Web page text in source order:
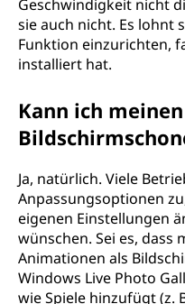
Geschwindigkeit nicht
sie auch nicht. Es lohnt
Funktion einzurichten,
installiert hat.
Kann ich
Ja, natürlich. Viele
Anpassungsoptionen
eigenen Einstellungen
wünschen. Sei es, dass
Animationen als
Windows Live Photo
wie Spiele hinzufügt (z.